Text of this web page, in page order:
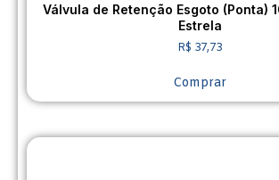
Válvula de Retenção Esgoto (Ponta)
Estrela
R$ 37,73
Comprar